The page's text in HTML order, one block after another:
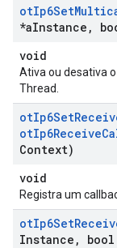
otIp6Set
*aInstance ,
void
Ativa ou desativa
Thread.
otIp6Set
otIp6Receive
Context)
void
Registra um
otIp6Set
Instance ,